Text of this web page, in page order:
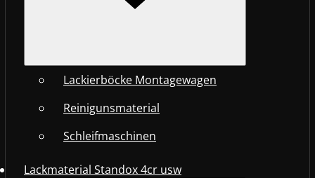
Lackierböcke Montagewagen
Reinigunsmaterial
Schleifmaschinen
Lackmaterial Standox 4cr usw